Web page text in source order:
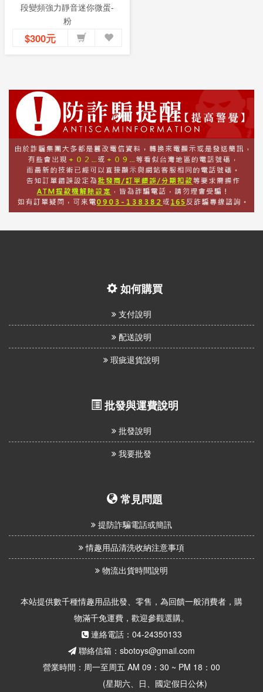
段變頻強力靜音迷你微蛋-
粉
$300元
如何購買
支付說明
配送說明
瑕疵退貨說明
批發與運費說明
批發說明
我要批發
常見問題
提防詐騙電話或簡訊
情趣用品清洗收納注意事項
物流出貨時間說明
本站提供數千種情趣用品批發、零售，為回饋一般消費者，購
物滿千免運費，歡迎參觀選購。
連絡電話：04-24350133
聯絡信箱：sbotoys@gmail.com
營業時間：周一至周五 AM 09：30 ~ PM 18：00
(星期六、日、國定假日公休)